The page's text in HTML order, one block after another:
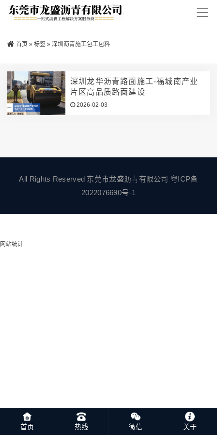
首页 » 标签 » 深圳沥青施工包工包料
深圳龙华沥青路面施工-福城南产业
片区高品质路面建设
2026-02-03
All Rights Reserved 东莞市龙盛沥青有限公司 粤ICP备
2022076690号-1
首页 热线 微信 关于
网站统计